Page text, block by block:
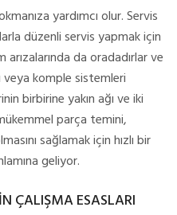
yardımcı olur. Servis
düzenli servis yapmak için
arızalarında da oradadırlar ve
veya komple sistemleri
birbirine yakın ağı ve iki
parça temini,
sağlamak için hızlı bir
geliyor.
ÇALIŞMA ESASLARI